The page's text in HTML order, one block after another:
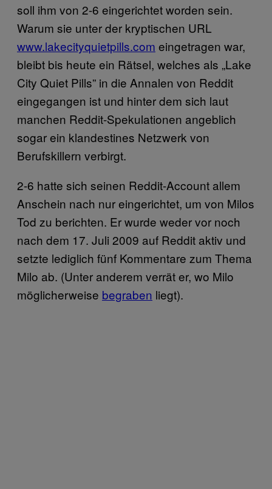
soll ihm von 2-6 eingerichtet worden sein.
Warum sie unter der kryptischen URL
www.lakecityquietpills.com eingetragen war,
bleibt bis heute ein Rätsel, welches als „Lake
City Quiet Pills” in die Annalen von Reddit
eingegangen ist und hinter dem sich laut
manchen Reddit-Spekulationen angeblich
sogar ein klandestines Netzwerk von
Berufskillern verbirgt.
2-6 hatte sich seinen Reddit-Account allem
Anschein nach nur eingerichtet, um von Milos
Tod zu berichten. Er wurde weder vor noch
nach dem 17. Juli 2009 auf Reddit aktiv und
setzte lediglich fünf Kommentare zum Thema
Milo ab. (Unter anderem verrät er, wo Milo
möglicherweise begraben liegt).